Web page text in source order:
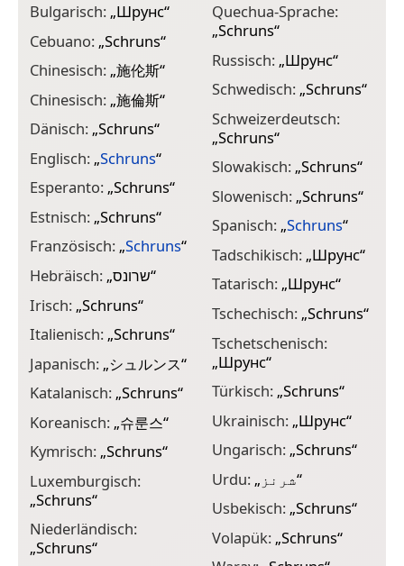
Bulgarisch: „Шрунс“
Cebuano: „Schruns“
Chinesisch: „施伦斯“
Chinesisch: „施倫斯“
Dänisch: „Schruns“
Englisch: „Schruns“
Esperanto: „Schruns“
Estnisch: „Schruns“
Französisch: „Schruns“
Hebräisch: „שרונס“
Irisch: „Schruns“
Italienisch: „Schruns“
Japanisch: „シュルンス“
Katalanisch: „Schruns“
Koreanisch: „슈룬스“
Kymrisch: „Schruns“
Luxemburgisch:
„Schruns“
Niederländisch:
„Schruns“
Quechua-Sprache:
„Schruns“
Russisch: „Шрунс“
Schwedisch: „Schruns“
Schweizerdeutsch:
„Schruns“
Slowakisch: „Schruns“
Slowenisch: „Schruns“
Spanisch: „Schruns“
Tadschikisch: „Шрунс“
Tatarisch: „Шрунс“
Tschechisch: „Schruns“
Tschetschenisch:
„Шрунс“
Türkisch: „Schruns“
Ukrainisch: „Шрунс“
Ungarisch: „Schruns“
Urdu: „ شرنز“
Usbekisch: „Schruns“
Volapük: „Schruns“